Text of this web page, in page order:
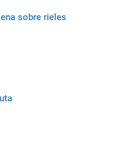
sobre rieles